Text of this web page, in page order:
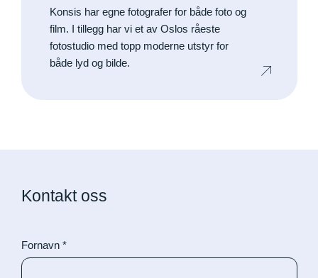
Konsis har egne fotografer for både foto og
film. I tillegg har vi et av Oslos råeste
fotostudio med topp moderne utstyr for
både lyd og bilde.
Kontakt oss
Fornavn *